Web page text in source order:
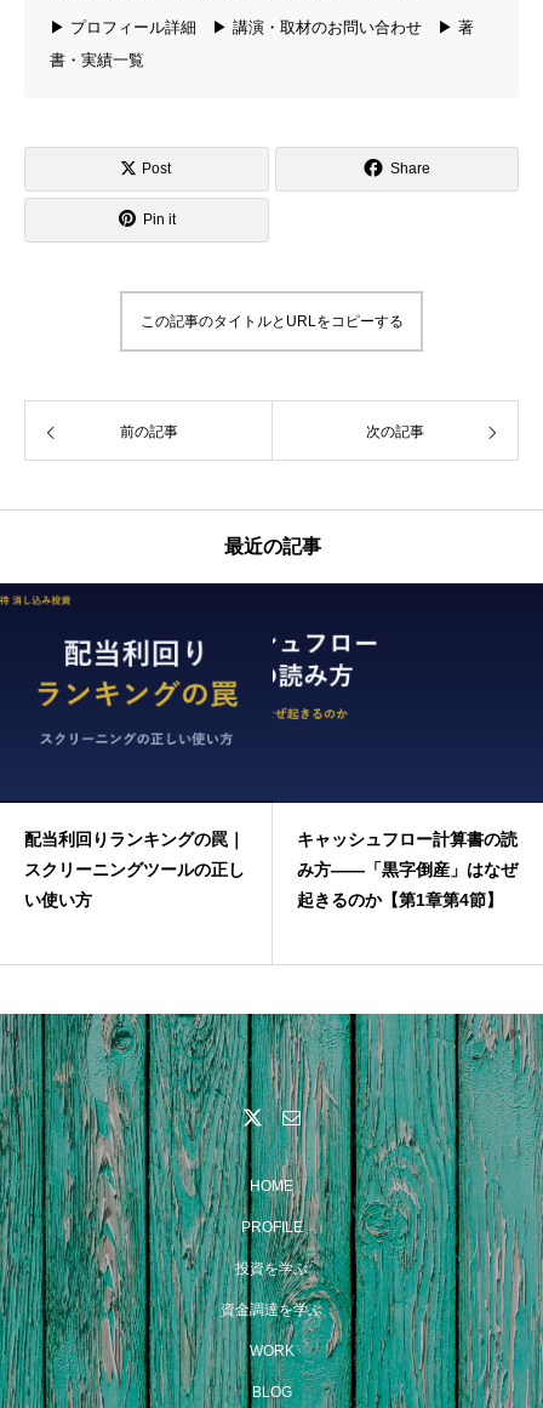
▶ プロフィール詳細 ▶ 講演・取材のお問い合わせ
▶ 著
書・実績一覧
Post Share
Pin it
この記事のタイトルとURLをコピーする
前の記事 次の記事
最近の記事
配当利回りランキングの罠｜
スクリーニングツールの正し
い使い方
キャッシュフロー計算書の読
み方——「黒字倒産」はなぜ
起きるのか【第1章第4節】
HOME
PROFILE
投資を学ぶ
資金調達を学ぶ
WORK
BLOG